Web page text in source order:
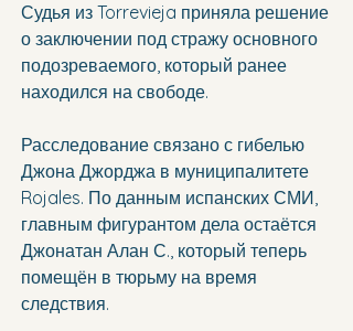
Судья из Torrevieja приняла решение
о заключении под стражу основного
подозреваемого, который ранее
находился на свободе.
Расследование связано с гибелью
Джона Джорджа в муниципалитете
Rojales. По данным испанских СМИ,
главным фигурантом дела остаётся
Джонатан Алан С., который теперь
помещён в тюрьму на время
следствия.